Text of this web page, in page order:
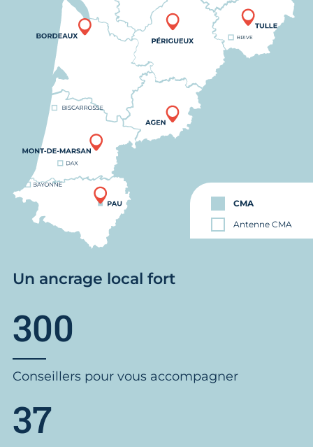
CMA
Antenne CMA
Un ancrage local fort
300
Conseillers pour vous accompagner
37